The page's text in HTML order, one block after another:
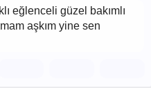
eğlenceli güzel bakımlı
aşkım yine sen